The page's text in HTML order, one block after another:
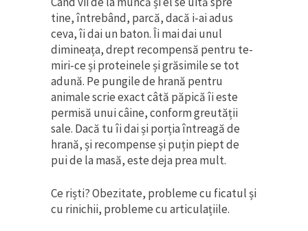
tine, întrebând, parcă, dacă i-ai adus
ceva, îi dai un baton. Îi mai dai unul
dimineața, drept recompensă pentru te-
miri-ce și proteinele și grăsimile se tot
adună. Pe pungile de hrană pentru
animale scrie exact câtă păpică îi este
permisă unui câine, conform greutății
sale. Dacă tu îi dai și porția întreagă de
hrană, și recompense și puțin piept de
pui de la masă, este deja prea mult.
Ce riști? Obezitate, probleme cu ficatul și
cu rinichii, probleme cu articulațiile.